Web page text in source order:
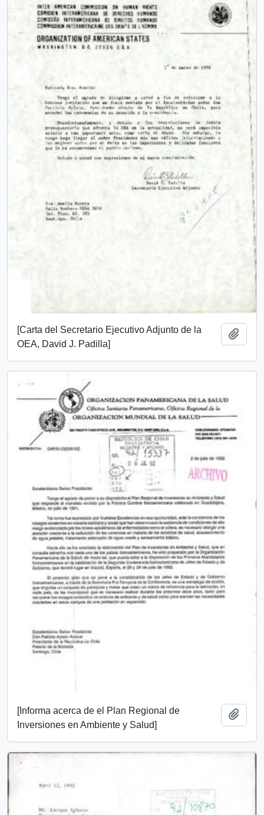
[Carta del Secretario Ejecutivo Adjunto de la
OEA, David J. Padilla]
[Informa acerca de el Plan Regional de
Inversiones en Ambiente y Salud]